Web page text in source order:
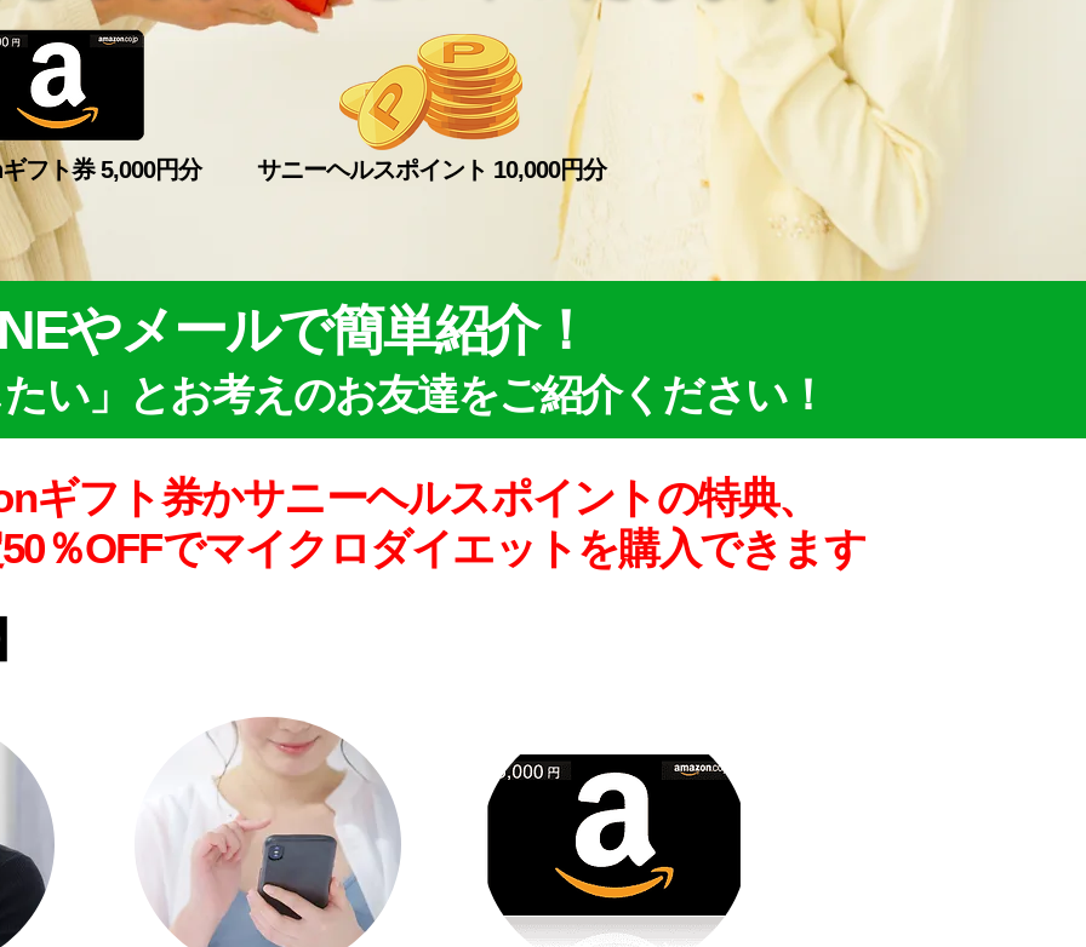
フト券 5,000円分 サニーヘルスポイント 10,000円分
やメールで簡単紹介！
い」とお考えのお友達をご紹介ください！
ギフト券かサニーヘルスポイントの特典、
％OFFでマイクロダイエットを購入できます